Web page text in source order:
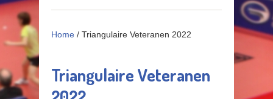
Home / Triangulaire Veteranen 2022
Triangulaire Veteranen